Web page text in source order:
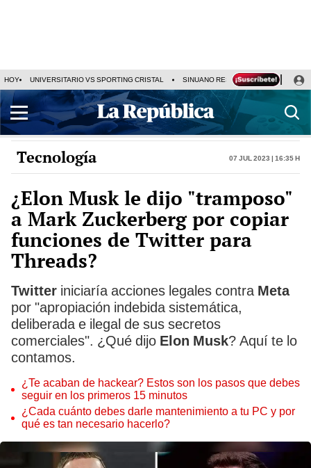
HOY UNIVERSITARIO VS SPORTING CRISTAL SINUANO RESULTADOS HOY
Tecnología 07 Jul 2023 | 16:35 h
¿Elon Musk le dijo "tramposo"
a Mark Zuckerberg por copiar
funciones de Twitter para
Threads?
Twitter iniciaría acciones legales contra Meta
por "apropiación indebida sistemática,
deliberada e ilegal de sus secretos
comerciales". ¿Qué dijo Elon Musk? Aquí te lo
contamos.
¿Te acaban de hackear? Estos son los pasos que debes
seguir en los primeros 15 minutos
¿Cada cuánto debes darle mantenimiento a tu PC y por
qué es tan necesario hacerlo?